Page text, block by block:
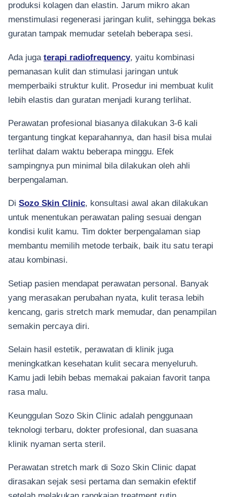
produksi kolagen dan elastin. Jarum mikro akan
menstimulasi regenerasi jaringan kulit, sehingga bekas
guratan tampak memudar setelah beberapa sesi.
Ada juga terapi radiofrequency, yaitu kombinasi
pemanasan kulit dan stimulasi jaringan untuk
memperbaiki struktur kulit. Prosedur ini membuat kulit
lebih elastis dan guratan menjadi kurang terlihat.
Perawatan profesional biasanya dilakukan 3-6 kali
tergantung tingkat keparahannya, dan hasil bisa mulai
terlihat dalam waktu beberapa minggu. Efek
sampingnya pun minimal bila dilakukan oleh ahli
berpengalaman.
Di Sozo Skin Clinic, konsultasi awal akan dilakukan
untuk menentukan perawatan paling sesuai dengan
kondisi kulit kamu. Tim dokter berpengalaman siap
membantu memilih metode terbaik, baik itu satu terapi
atau kombinasi.
Setiap pasien mendapat perawatan personal. Banyak
yang merasakan perubahan nyata, kulit terasa lebih
kencang, garis stretch mark memudar, dan penampilan
semakin percaya diri.
Selain hasil estetik, perawatan di klinik juga
meningkatkan kesehatan kulit secara menyeluruh.
Kamu jadi lebih bebas memakai pakaian favorit tanpa
rasa malu.
Keunggulan Sozo Skin Clinic adalah penggunaan
teknologi terbaru, dokter profesional, dan suasana
klinik nyaman serta steril.
Perawatan stretch mark di Sozo Skin Clinic dapat
dirasakan sejak sesi pertama dan semakin efektif